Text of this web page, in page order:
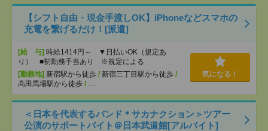
【シフト自由・現金手渡しOK】iPhoneなどスマホの
充電を繋げるだけ！[派遣]
[給 与] 時給1414円～ ▼日払いOK（規定あ
り） ■初勤務手当あり ※規定による
[勤務地] 新宿駅から徒歩 / 新宿三丁目駅から徒歩 /
高田馬場駅から徒歩 / …
気になる！
＜日本を代表するバンド＊サカナクション＞ツアー
公演のサポートバイト＠日本武道館[アルバイト]